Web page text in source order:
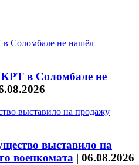
в Соломбале не
выставило на
военкомата | 06.08.2026